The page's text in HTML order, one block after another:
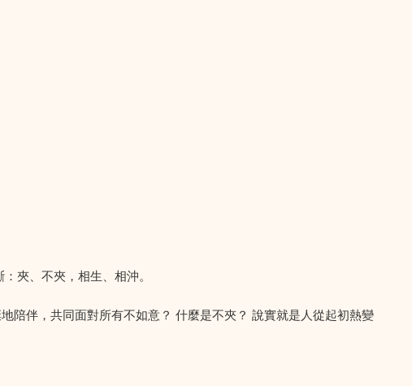
夾、不夾，相生、相沖。
陪伴，共同面對所有不如意？ 什麼是不夾？ 說實就是人從起初熱變